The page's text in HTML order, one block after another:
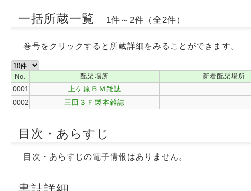
一括所蔵一覧 1件～2件（全2件）
巻号をクリックすると所蔵詳細をみることができます。
No. 配架場所 新着配架場所
0001 上ケ原ＢＭ雑誌
0002
三田３Ｆ製本雑誌
目次・あらすじ
目次・あらすじの電子情報はありません。